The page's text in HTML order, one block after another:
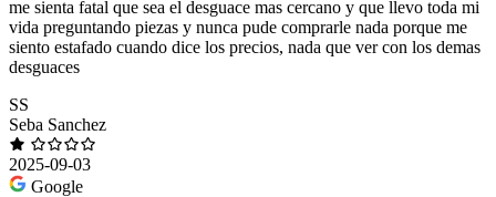
me sienta fatal que sea el desguace mas cercano y que llevo toda mi
vida preguntando piezas y nunca pude comprarle nada porque me
siento estafado cuando dice los precios, nada que ver con los demas
desguaces
SS
Seba Sanchez
2025-09-03
Google